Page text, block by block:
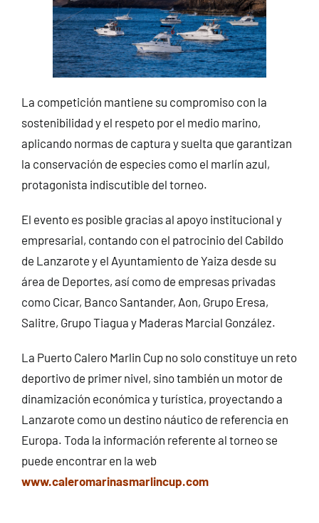
La competición mantiene su compromiso con la
sostenibilidad y el respeto por el medio marino,
aplicando normas de captura y suelta que garantizan
la conservación de especies como el marlín azul,
protagonista indiscutible del torneo.
El evento es posible gracias al apoyo institucional y
empresarial, contando con el patrocinio del Cabildo
de Lanzarote y el Ayuntamiento de Yaiza desde su
área de Deportes, así como de empresas privadas
como Cicar, Banco Santander, Aon, Grupo Eresa,
Salitre, Grupo Tiagua y Maderas Marcial González.
La Puerto Calero Marlin Cup no solo constituye un reto
deportivo de primer nivel, sino también un motor de
dinamización económica y turística, proyectando a
Lanzarote como un destino náutico de referencia en
Europa. Toda la información referente al torneo se
puede encontrar en la web
www.caleromarinasmarlincup.com